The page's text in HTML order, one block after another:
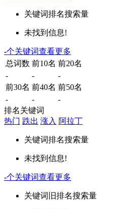
关键词排名搜索量
未找到信息!
-个关键词查看更多
总词数 前10名 前20名
-
-
-
前30名 前40名 前50名
-
-
-
排名关键词
热门 跌出 涨入 阿拉丁
关键词排名搜索量
未找到信息!
-个关键词查看更多
关键词 旧排名搜索量